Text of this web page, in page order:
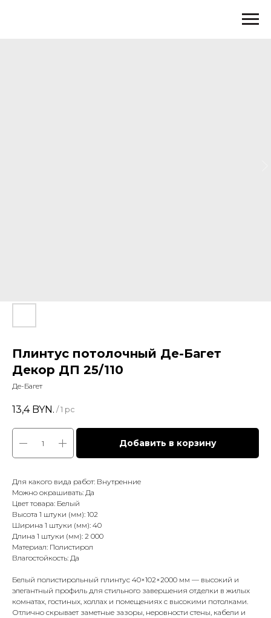
Плинтус потолочный Де-Багет
Декор ДП 25/110
Де-Багет
13,4 BYN. / 1 pc
Добавить в корзину
Для какого вида работ: Внутренние
Можно окрашивать: Да
Цвет товара: Белый
Высота 1 штуки (мм): 102
Ширина 1 штуки (мм): 40
Длина 1 штуки (мм): 2 000
Материал: Полистирол
Влагостойкость: Да
Белый полистирольный плинтус 40×102×2000 мм — высокий и
элегантный профиль для стильного завершения отделки в жилых
комнатах, гостиных, холлах и помещениях с высокими потолками.
Отлично скрывает заметные зазоры, неровности стены, кабели и